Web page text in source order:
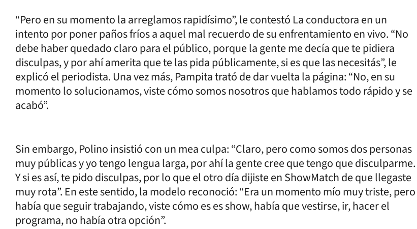
“Pero en su momento la arreglamos rapidísimo”, le contestó La conductora en un
intento por poner paños fríos a aquel mal recuerdo de su enfrentamiento en vivo. “No
debe haber quedado claro para el público, porque la gente me decía que te pidiera
disculpas, y por ahí amerita que te las pida públicamente, si es que las necesitás”, le
explicó el periodista. Una vez más, Pampita trató de dar vuelta la página: “No, en su
momento lo solucionamos, viste cómo somos nosotros que hablamos todo rápido y se
acabó”.
Sin embargo, Polino insistió con un mea culpa: “Claro, pero como somos dos personas
muy públicas y yo tengo lengua larga, por ahí la gente cree que tengo que disculparme.
Y si es así, te pido disculpas, por lo que el otro día dijiste en ShowMatch de que llegaste
muy rota”. En este sentido, la modelo reconoció: “Era un momento mío muy triste, pero
había que seguir trabajando, viste cómo es es show, había que vestirse, ir, hacer el
programa, no había otra opción”.